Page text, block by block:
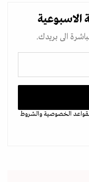
الاسبوعية
الى بريدك.
الخصوصيةوالشروط